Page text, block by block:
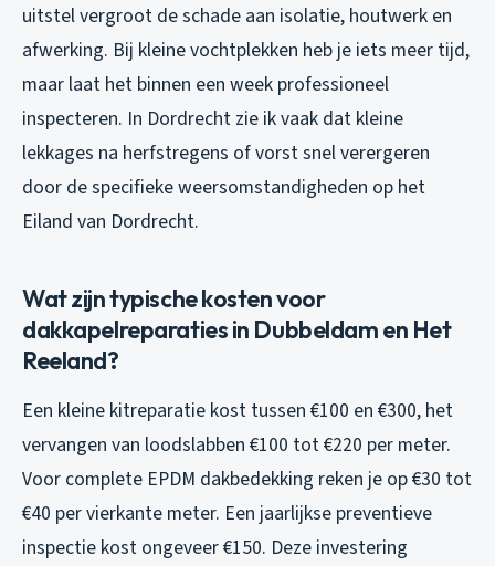
uitstel vergroot de schade aan isolatie, houtwerk en
afwerking. Bij kleine vochtplekken heb je iets meer tijd,
maar laat het binnen een week professioneel
inspecteren. In Dordrecht zie ik vaak dat kleine
lekkages na herfstregens of vorst snel verergeren
door de specifieke weersomstandigheden op het
Eiland van Dordrecht.
Wat zijn typische kosten voor
dakkapelreparaties in Dubbeldam en Het
Reeland?
Een kleine kitreparatie kost tussen €100 en €300, het
vervangen van loodslabben €100 tot €220 per meter.
Voor complete EPDM dakbedekking reken je op €30 tot
€40 per vierkante meter. Een jaarlijkse preventieve
inspectie kost ongeveer €150. Deze investering